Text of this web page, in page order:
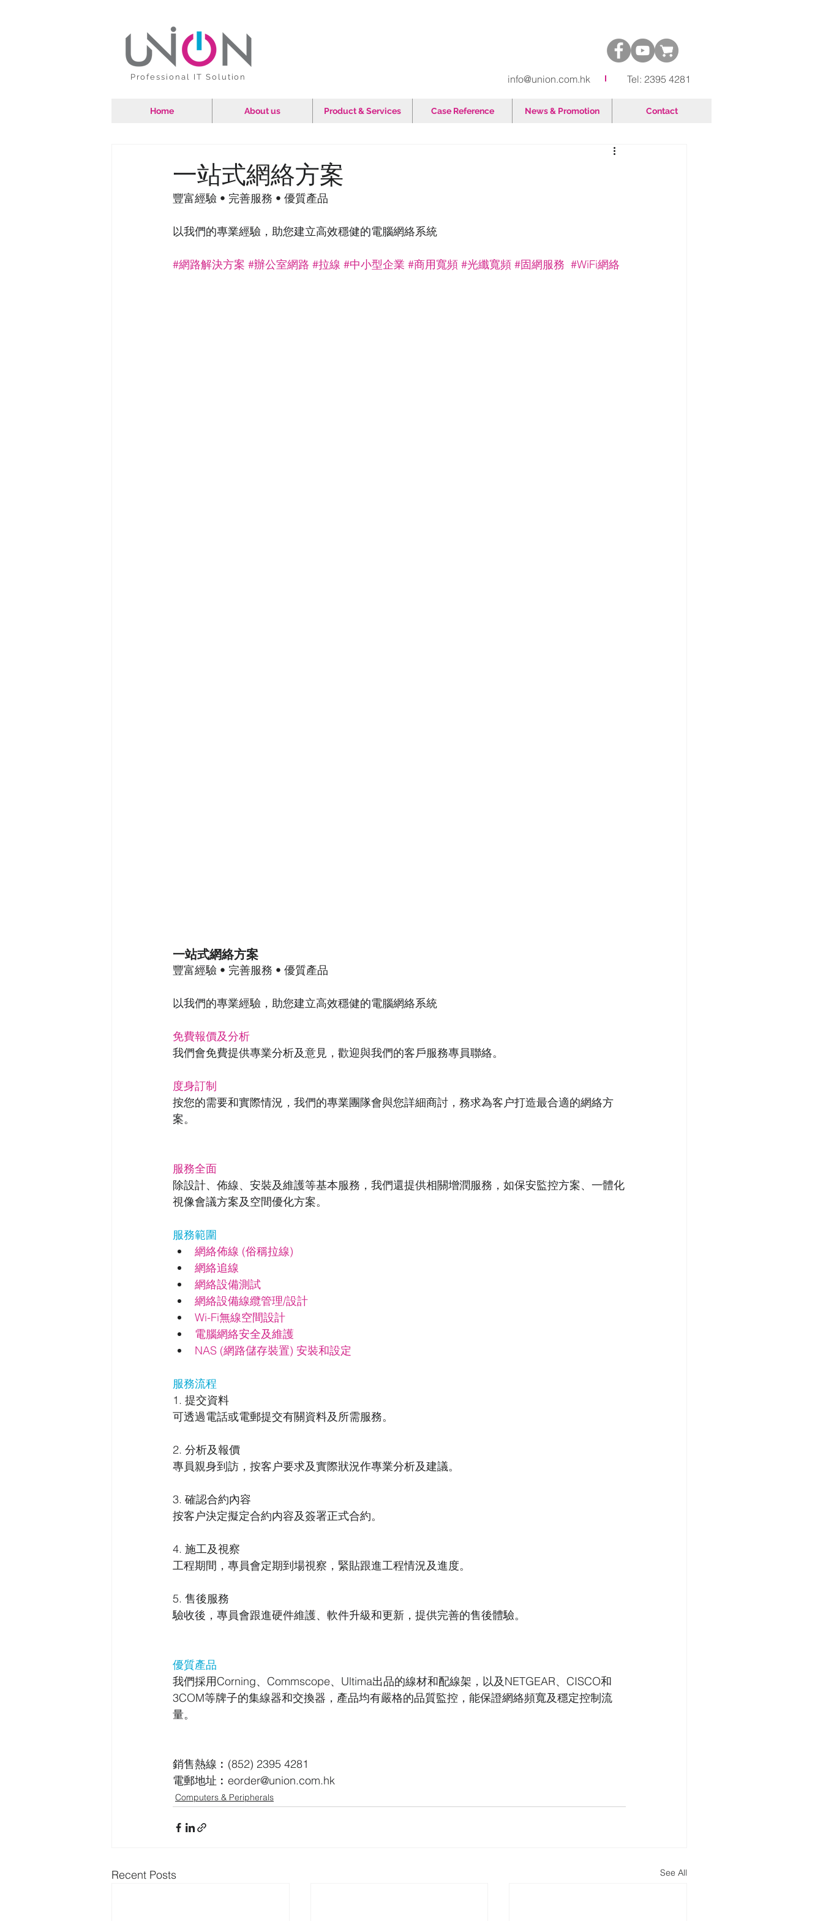
Professional IT Solution info@union.com.hk Tel: 2395 4281
Home About us Product & Services Case Reference News & Promotion Contact
一站式網絡方案
豐富經驗 • 完善服務 • 優質產品
以我們的專業經驗，助您建立高效穩健的電腦網絡系統
#網路解決方案 #辦公室網路 #拉線 #中小型企業 #商用寬頻 #光纖寬頻 #固網服務 #WiFi網絡
一站式網絡方案
豐富經驗 • 完善服務 • 優質產品
以我們的專業經驗，助您建立高效穩健的電腦網絡系統
免費報價及分析
我們會免費提供專業分析及意見，歡迎與我們的客戶服務專員聯絡。
度身訂制
按您的需要和實際情況，我們的專業團隊會與您詳細商討，務求為客户打造最合適的網絡方
案。
服務全面
除設計、佈線、安裝及維護等基本服務，我們還提供相關增潤服務，如保安監控方案、一體化
視像會議方案及空間優化方案。
服務範圍
網絡佈線 (俗稱拉線)
網絡追線
網絡設備測試
網絡設備線纜管理/設計
Wi-Fi無線空間設計
電腦網絡安全及維護
NAS (網路儲存裝置) 安裝和設定
服務流程
1. 提交資料
可透過電話或電郵提交有關資料及所需服務。
2. 分析及報價
專員親身到訪，按客户要求及實際狀況作專業分析及建議。
3. 確認合約內容
按客户決定擬定合約内容及簽署正式合約。
4. 施工及視察
工程期間，專員會定期到場視察，緊貼跟進工程情況及進度。
5. 售後服務
驗收後，專員會跟進硬件維護、軟件升級和更新，提供完善的售後體驗。
優質產品
我們採用Corning、Commscope、Ultima出品的線材和配線架，以及NETGEAR、CISCO和
3COM等牌子的集線器和交換器，產品均有嚴格的品質監控，能保證網絡頻寬及穩定控制流
量。
銷售熱線︰(852) 2395 4281
電郵地址︰eorder@union.com.hk
Computers & Peripherals
Recent Posts See All